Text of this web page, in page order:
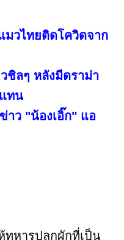
มวไทยติดโควิดจาก
ชิลๆ หลังมีดราม่า
ทน
าว "น้องเอิ๊ก" แอ
ทหารปลูกผักที่เป็น